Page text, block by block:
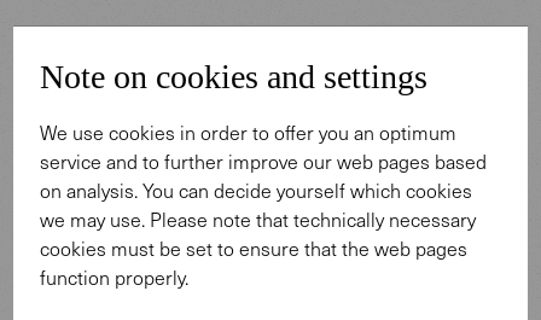
PRODUKTE
MATERIALIEN
Note on cookies and settings
We use cookies in order to offer you an optimum
service and to further improve our web pages based
on analysis. You can decide yourself which cookies
we may use. Please note that technically necessary
cookies must be set to ensure that the web pages
function properly.